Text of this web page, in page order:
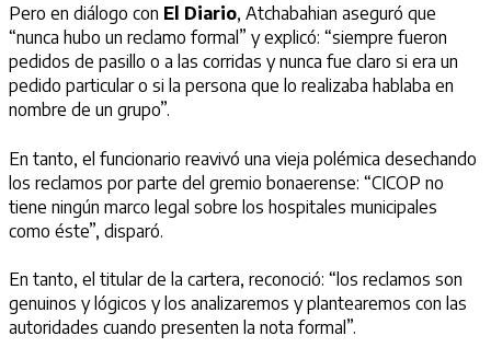
Pero en diálogo con El Diario, Atchabahian aseguró que
“nunca hubo un reclamo formal” y explicó: “siempre fueron
pedidos de pasillo o a las corridas y nunca fue claro si era un
pedido particular o si la persona que lo realizaba hablaba en
nombre de un grupo”.
En tanto, el funcionario reavivó una vieja polémica desechando
los reclamos por parte del gremio bonaerense: “CICOP no
tiene ningún marco legal sobre los hospitales municipales
como éste”, disparó.
En tanto, el titular de la cartera, reconoció: “los reclamos son
genuinos y lógicos y los analizaremos y plantearemos con las
autoridades cuando presenten la nota formal”.